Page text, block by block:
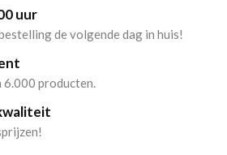
uur
de volgende dag in huis!
6.000 producten.